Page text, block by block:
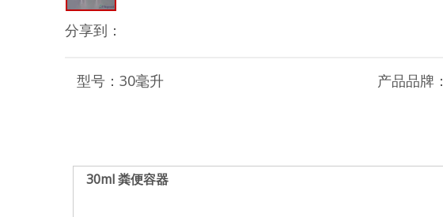
分享到：
型号： 30毫升 产品品牌：
30ml 粪便容器